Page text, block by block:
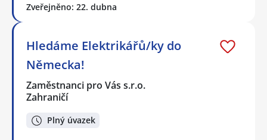
Zveřejněno: 22. dubna
Hledáme Elektrikářů/ky do
Německa!
Zaměstnanci pro Vás s.r.o.
Zahraničí
Plný úvazek